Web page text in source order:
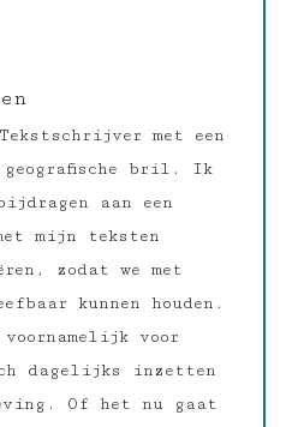
met een
geografische bril. Ik
aan een
mijn teksten
zodat we met
kunnen houden.
voor
dagelijks inzetten
Of het nu gaat